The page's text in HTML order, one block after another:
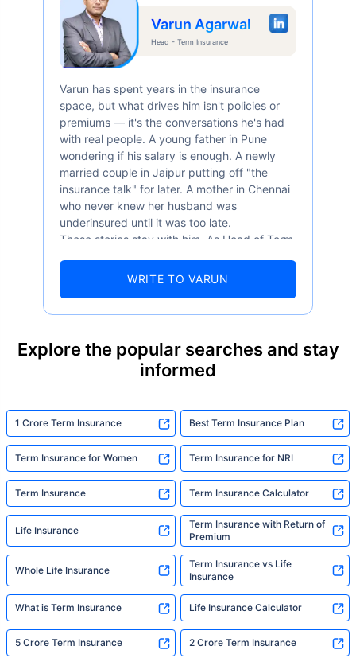
Varun Agarwal
Head - Term Insurance
Varun has spent years in the insurance
space, but what drives him isn't policies or
premiums — it's the conversations he's had
with real people. A young father in Pune
wondering if his salary is enough. A newly
married couple in Jaipur putting off "the
insurance talk" for later. A mother in Chennai
who never knew her husband was
underinsured until it was too late.
These stories stay with him. As Head of Term
numbers well — 52.4% of Indians are aware
statistic, he sees a family that just needed
someone to sit with them, explain it simply,
built to do. In his words, "Most people aren't
avoiding protection — they're just waiting for
someone to make it easy. That's what we're
here for."
WRITE TO VARUN
Explore the popular searches and stay
informed
1 Crore Term Insurance Best Term Insurance Plan
Term Insurance for Women Term Insurance for NRI
Term Insurance Term Insurance Calculator
Life Insurance
Term Insurance with Return of
Premium
Whole Life Insurance
Term Insurance vs Life
Insurance
What is Term Insurance Life Insurance Calculator
5 Crore Term Insurance 2 Crore Term Insurance